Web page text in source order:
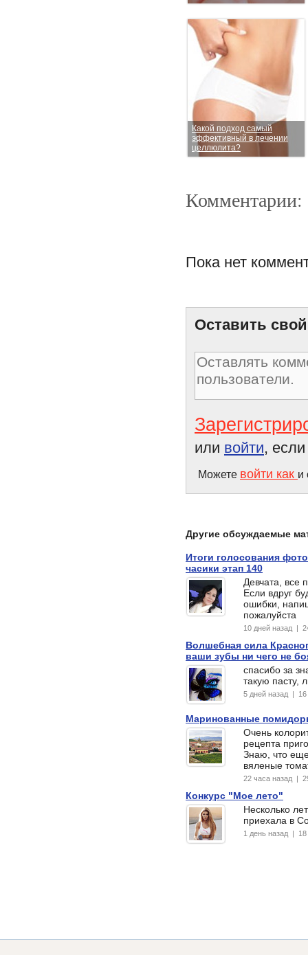
Какой подход самый
эффективный в лечении
целлюлита?
Комментарии:
Пока нет
Оставить
или войти,
Можете войти как и
Другие обсуждаемые
Итоги голосования
часики этап 140
Девчата, все
Если вдруг
ошибки,
пожалуйста
10 дней назад |
Волшебная сила
ваши зубы ни чего не
спасибо за
такую пасту,
5 дней назад |
Маринованные
Очень
рецепта
Знаю, что
вяленые
22 часа назад |
Конкурс "Мое лето"
Несколько
приехала в
1 день назад |